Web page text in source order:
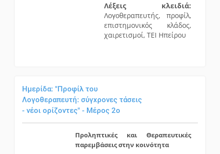
Λέξεις κλειδιά:
Λογοθεραπευτής, προφίλ,
επιστημονικός κλάδος,
χαιρετισμοί, ΤΕΙ Ηπείρου
Ημερίδα: "Προφίλ του
Λογοθεραπευτή: σύγχρονες τάσεις
- νέοι ορίζοντες" - Μέρος 2ο
Προληπτικές και Θεραπευτικές
παρεμβάσεις στην κοινότητα